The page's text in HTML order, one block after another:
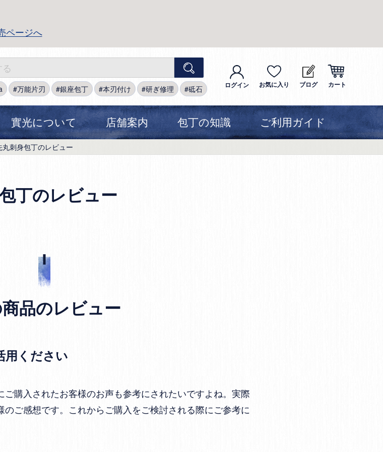
ページへ
万能片刃 銀座包丁 本刃付け 研ぎ修理 砥石 ログイン お気に入り ブログ カート
實光について 店舗案内 包丁の知識 ご利用ガイド
丸刺身包丁のレビュー
丁のレビュー
品のレビュー
用ください
購入されたお客様のお声も参考にされたいですよね。実際
ご感想です。これからご購入をご検討される際にご参考に